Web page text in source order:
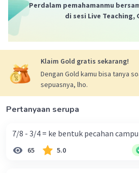
Perdalam pemahamanmu
di sesi Live Teaching,
Klaim Gold gratis sekarang!
Dengan Gold kamu bisa tanya
sepuasnya, lho.
Pertanyaan serupa
7/8 - 3/4 = ke bentuk pecahan
65 5.0